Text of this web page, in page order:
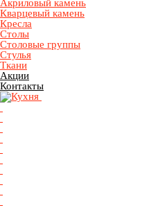
Акриловый камень
Кварцевый камень
Кресла
Столы
Столовые группы
Стулья
Ткани
Акции
Контакты